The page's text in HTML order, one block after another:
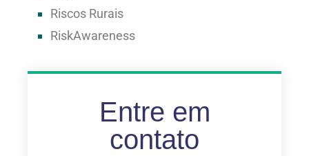
Riscos Rurais
RiskAwareness
Entre em
contato